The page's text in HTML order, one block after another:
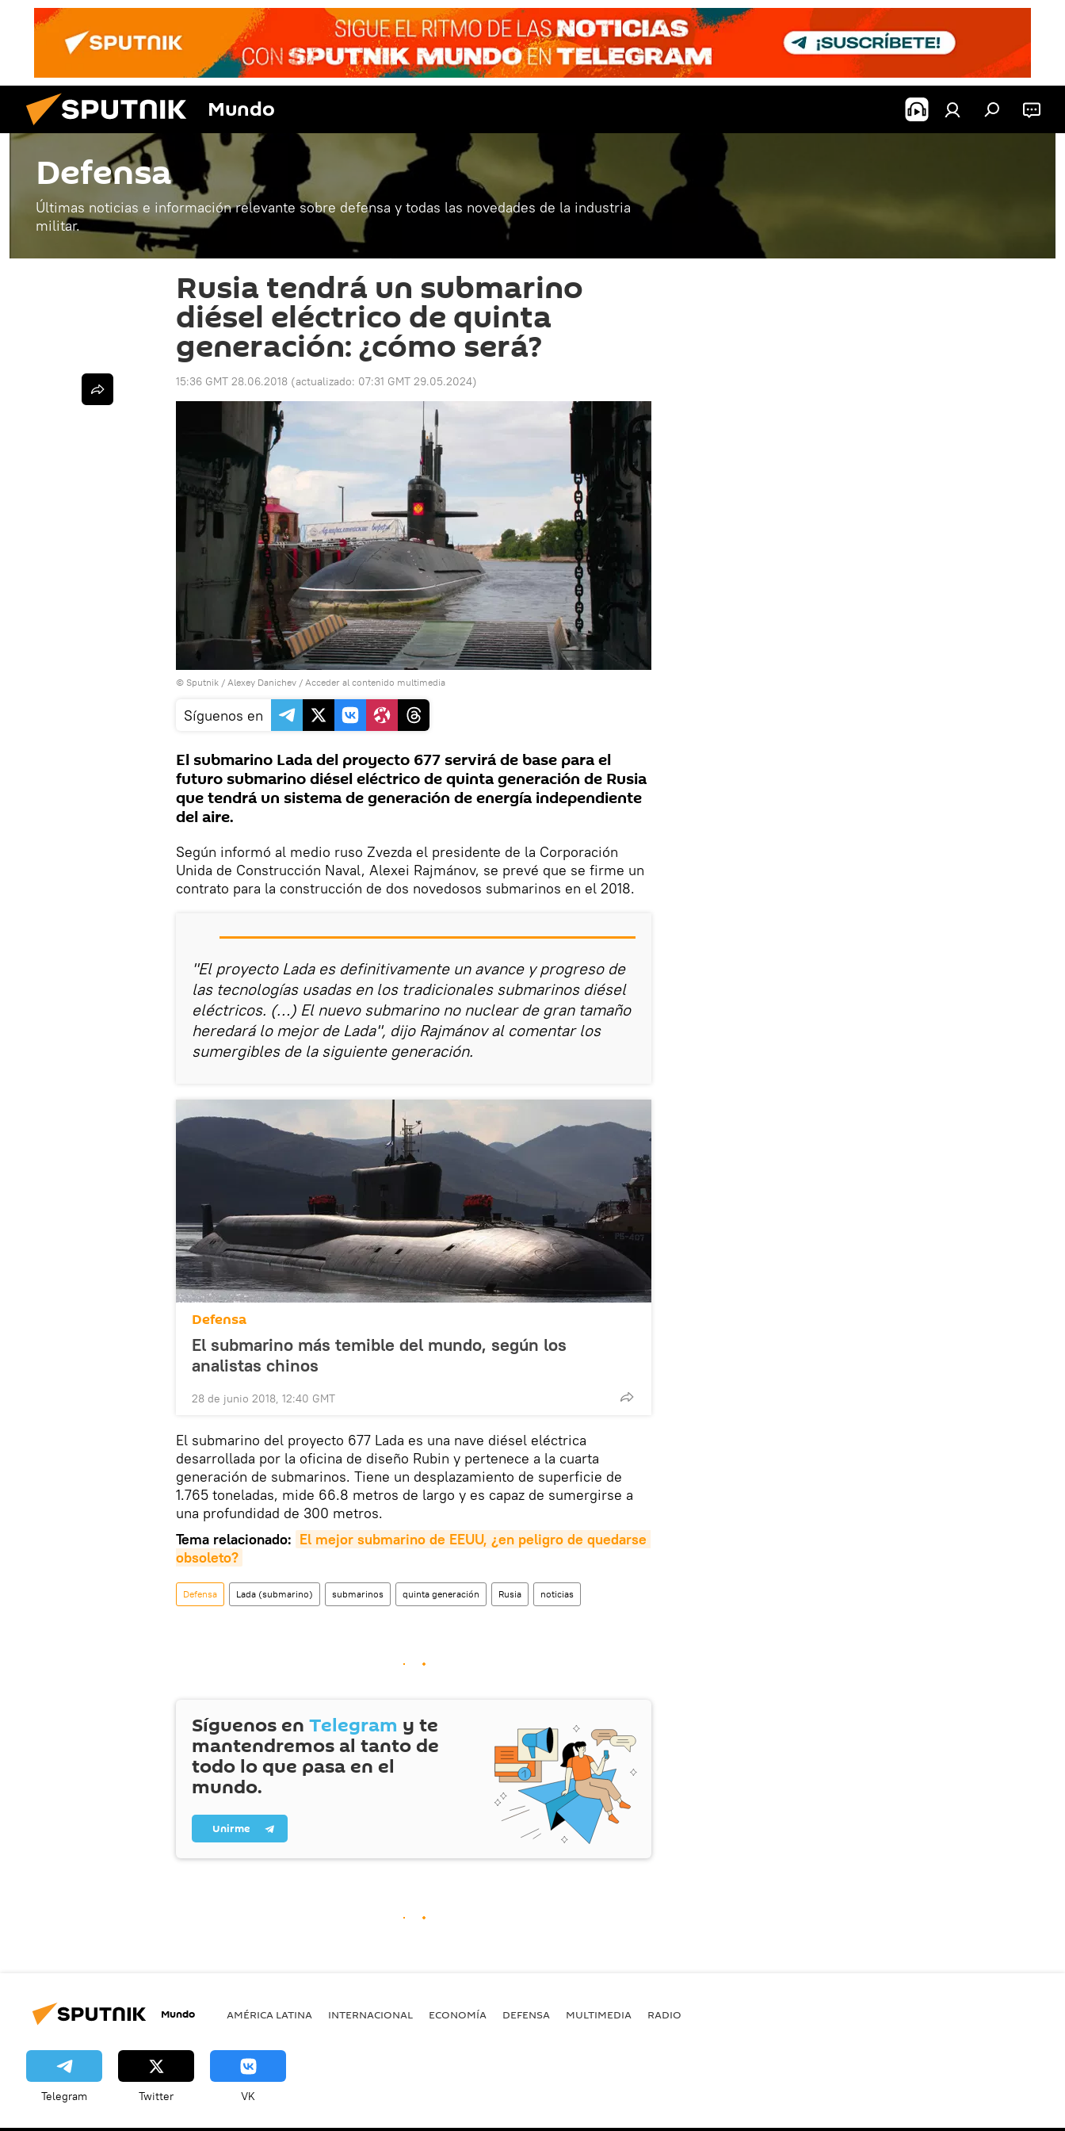
Mundo
Defensa
Últimas noticias e información relevante sobre defensa y todas las novedades de la industria
militar.
Rusia tendrá un submarino
diésel eléctrico de quinta
generación: ¿cómo será?
15:36 GMT 28.06.2018 (actualizado: 07:31 GMT 29.05.2024)
© Sputnik / Alexey Danichev / Acceder al contenido multimedia
Síguenos en
El submarino Lada del proyecto 677 servirá de base para el
futuro submarino diésel eléctrico de quinta generación de Rusia
que tendrá un sistema de generación de energía independiente
del aire.
Según informó al medio ruso Zvezda el presidente de la Corporación
Unida de Construcción Naval, Alexei Rajmánov, se prevé que se firme un
contrato para la construcción de dos novedosos submarinos en el 2018.
"El proyecto Lada es definitivamente un avance y progreso de
las tecnologías usadas en los tradicionales submarinos diésel
eléctricos. (…) El nuevo submarino no nuclear de gran tamaño
heredará lo mejor de Lada", dijo Rajmánov al comentar los
sumergibles de la siguiente generación.
Defensa
El submarino más temible del mundo, según los
analistas chinos
28 de junio 2018, 12:40 GMT
El submarino del proyecto 677 Lada es una nave diésel eléctrica
desarrollada por la oficina de diseño Rubin y pertenece a la cuarta
generación de submarinos. Tiene un desplazamiento de superficie de
1.765 toneladas, mide 66.8 metros de largo y es capaz de sumergirse a
una profundidad de 300 metros.
Tema relacionado: El mejor submarino de EEUU, ¿en peligro de quedarse
obsoleto?
Defensa Lada (submarino) submarinos quinta generación Rusia noticias
Síguenos en Telegram y te
mantendremos al tanto de
todo lo que pasa en el
mundo.
Unirme
Mundo AMÉRICA LATINA INTERNACIONAL ECONOMÍA DEFENSA MULTIMEDIA RADIO
Telegram Twitter VK